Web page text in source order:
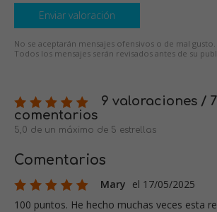
Enviar valoración
No se aceptarán mensajes ofensivos o de mal gusto.
Todos los mensajes serán revisados antes de su
9 valoraciones / 7
comentarios
5,0 de un máximo de 5 estrellas
Comentarios
Mary el 17/05/2025
100 puntos. He hecho muchas veces esta